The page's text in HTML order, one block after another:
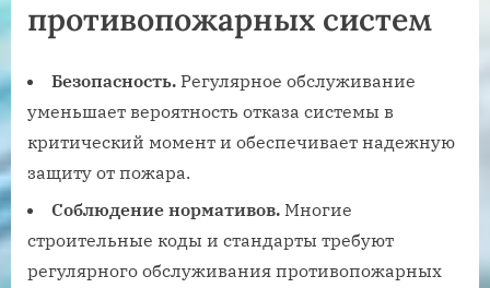
противопожарных систем
Безопасность. Регулярное обслуживание
уменьшает вероятность отказа системы в
критический момент и обеспечивает надежную
защиту от пожара.
Соблюдение нормативов. Многие
строительные коды и стандарты требуют
регулярного обслуживания противопожарных